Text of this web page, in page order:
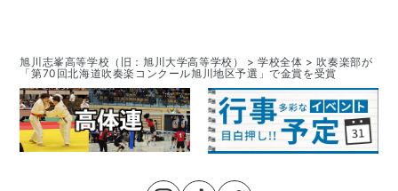
旭川志峯高等学校（旧：旭川大学高等学校） >学校全体 >吹奏楽部が
「第70回北海道吹奏楽コンクール旭川地区予選」で金賞を受賞